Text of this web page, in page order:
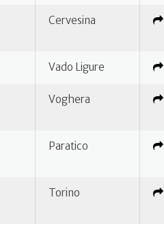
Cervesina
Vado Ligure
Voghera
Paratico
Torino